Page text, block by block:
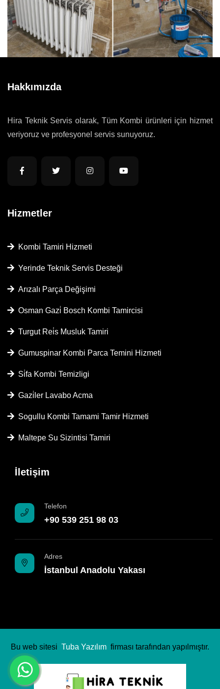
Hakkımızda
Hira Teknik Servis olarak, Tüm Kombi ürünleri için hizmet
veriyoruz ve profesyonel servis sunuyoruz.
Hizmetler
Kombi Tamiri Hizmeti
Yerinde Teknik Servis Desteği
Arızalı Parça Değişimi
Osman Gazi̇ Bosch Kombi Tamircisi
Turgut Rei̇s Musluk Tamiri
Gumuspinar Kombi Parca Temini Hizmeti
Si̇fa Kombi Temizligi
Gazi̇ler Lavabo Acma
Sogullu Kombi Tamami Tamir Hizmeti
Maltepe Su Sizintisi Tamiri
İletişim
Telefon
+90 539 251 98 03
Adres
İstanbul Anadolu Yakası
Bu web sitesi Tuba Yazılım firması tarafından yapılmıştır.